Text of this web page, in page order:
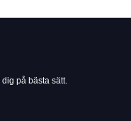
på bästa sätt.